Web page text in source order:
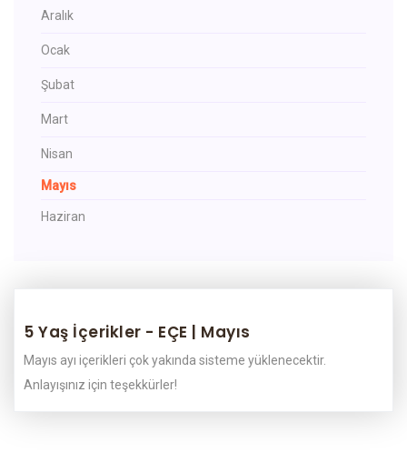
Aralık
Ocak
Şubat
Mart
Nisan
Mayıs
Haziran
5 Yaş İçerikler - EÇE | Mayıs
Mayıs ayı içerikleri çok yakında sisteme yüklenecektir.
Anlayışınız için teşekkürler!